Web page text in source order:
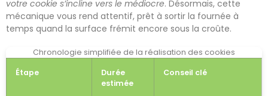
votre cookie s’incline vers le médiocre. Désormais, cette
mécanique vous rend attentif, prêt à sortir la fournée à
temps quand la surface frémit encore sous la croûte.
Chronologie simplifiée de la réalisation des cookies
Étape
Durée
estimée
Conseil clé